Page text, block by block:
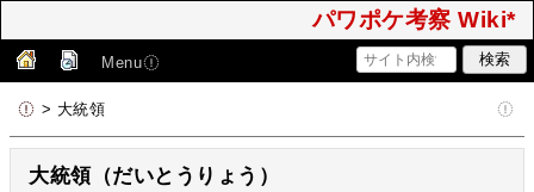
パワポケ考察 Wiki*
Menu
> 大統領
大統領（だいとうりょう）